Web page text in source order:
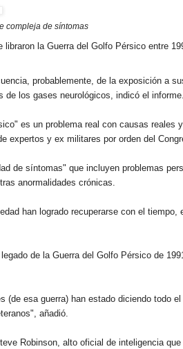
compleja de síntomas
la Guerra del Golfo Pérsico entre
probablemente, de la exposición a
los gases neurológicos, indicó el informe.
es un problema real con causas reales
expertos y ex militares por orden del
de síntomas" que incluyen problemas
anormalidades crónicas.
han logrado recuperarse con el tiempo,
de la Guerra del Golfo Pérsico de
esa guerra) han estado diciendo todo
añadió.
Robinson, alto oficial de inteligencia